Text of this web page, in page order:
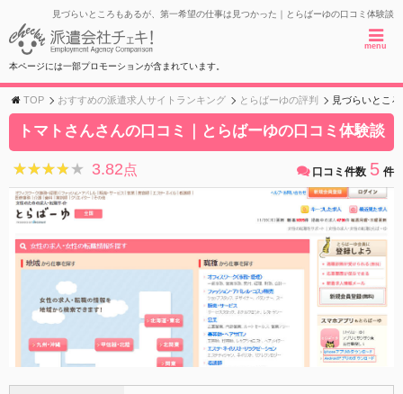
見づらいところもあるが、第一希望の仕事は見つかった｜とらばーゆの口コミ体験談
menu
本ページには一部プロモーションが含まれています。
TOP おすすめの派遣求人サイトランキング とらばーゆの評判 見づらいとこ
トマトさんさんの口コミ｜とらばーゆの口コミ体験談
★★★★★
★★★★★ 3.82点 口コミ件数 5 件